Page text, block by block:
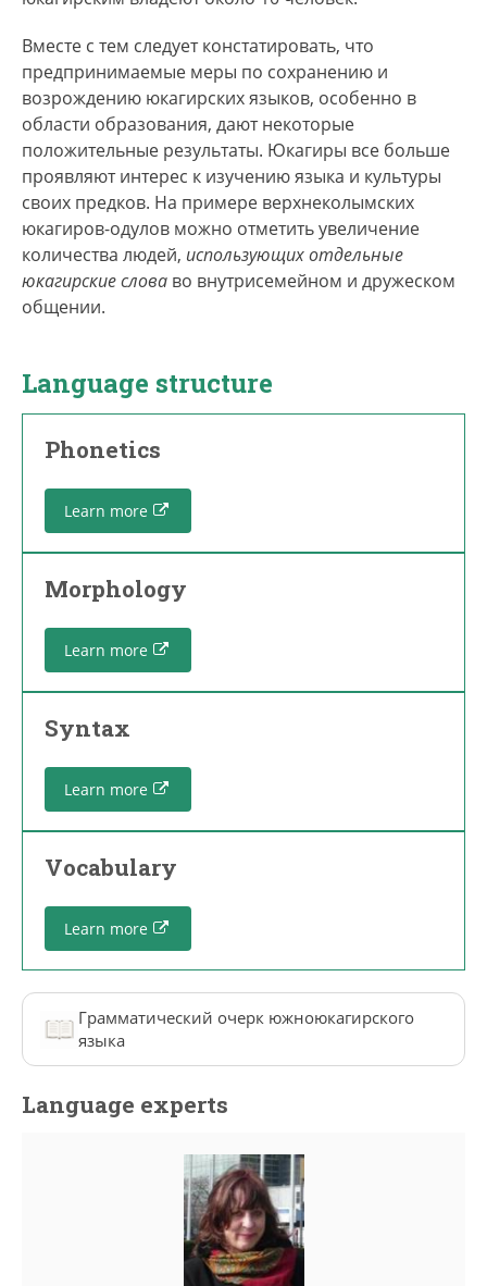
Вместе с тем следует констатировать, что
предпринимаемые меры по сохранению и
возрождению юкагирских языков, особенно в
области образования, дают некоторые
положительные результаты. Юкагиры все больше
проявляют интерес к изучению языка и культуры
своих предков. На примере верхнеколымских
юкагиров-одулов можно отметить увеличение
количества людей, использующих отдельные
юкагирские слова во внутрисемейном и дружеском
общении.
Language structure
Phonetics
Learn more
Morphology
Learn more
Syntax
Learn more
Vocabulary
Learn more
Грамматический очерк южноюкагирского
языка
Language experts